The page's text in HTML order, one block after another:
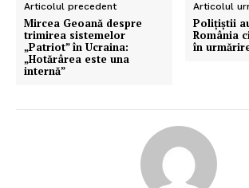
Articolul precedent
Mircea Geoană despre
trimirea sistemelor
„Patriot” în Ucraina:
„Hotărârea este una
internă”
Articolul
Poliţiştii
România
în